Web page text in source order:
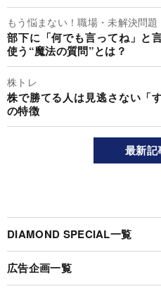
もう悩まない！職場・未解決問題
部下に「何でも言ってね」と
使う“魔法の質問”とは？
株トレ
株で勝てる人は見逃さない「
の特徴
最新記
DIAMOND SPECIAL一覧
広告企画一覧